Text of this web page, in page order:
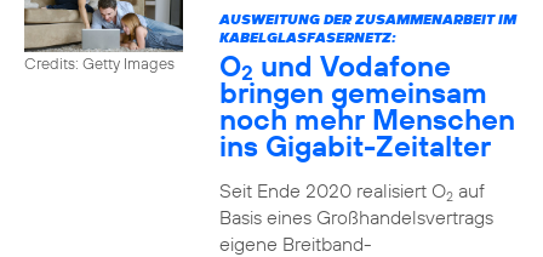
Credits: Getty Images
AUSWEITUNG DER ZUSAMMENARBEIT IM
KABELGLASFASERNETZ:
O2 und Vodafone
bringen gemeinsam
noch mehr Menschen
ins Gigabit-Zeitalter
Seit Ende 2020 realisiert O2auf
Basis eines Großhandelsvertrags
eigene Breitband-